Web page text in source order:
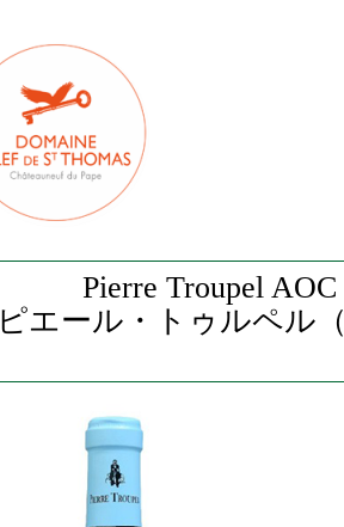
Pierre Troupel AOC
ピエール・トゥルペ